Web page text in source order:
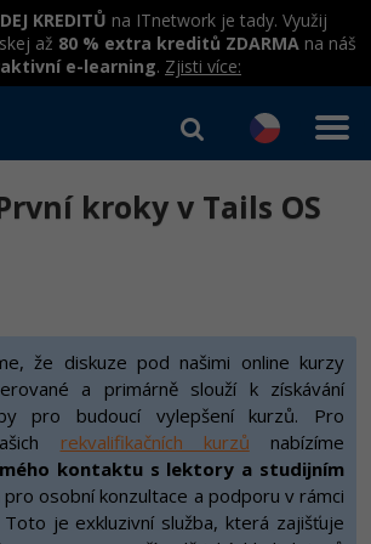
KREDITŮ na ITnetwork je tady. Využij
až 80 % extra kreditů ZDARMAna náš
e-learning. Zjisti více:
a kurzy
práce
inteligence v praxi
analýza v praxi
programování
programování - OOP
dle technologií
profesí
WWW aplikací
programátor
developer
-80%
commerce
softwaru
analýza
kroky v Tails OS
že diskuze pod našimi online kurzy
a primárně slouží k získávání
pro budoucí vylepšení kurzů. Pro
rekvalifikačních kurzů nabízíme
kontaktu s lektory a studijním
pro osobní konzultace a podporu v rámci
Toto je exkluzivní služba, která zajišťuje